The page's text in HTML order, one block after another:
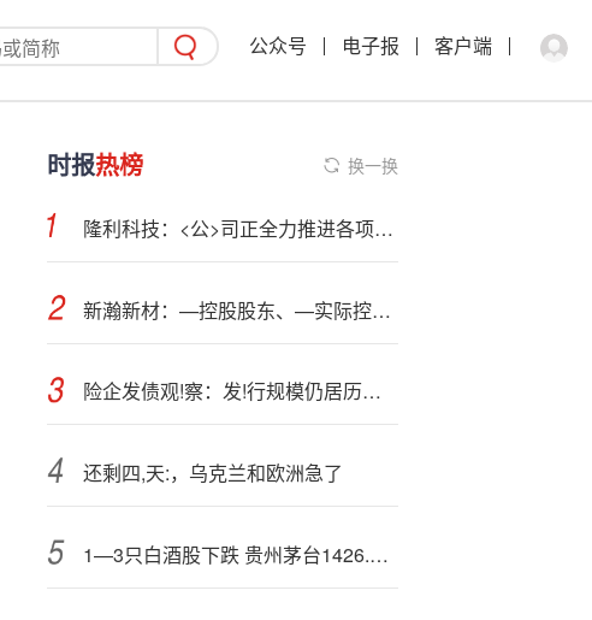
公众号 电子报 客户端
时报热榜 换一换
隆利科技：<公>司正全力推进各项生产经营管理工作
新瀚新材：—控股股东、—实际控制人拟减持不超过2%公司股份
险企发债观!察：发!行规模仍居历史高位 永续债占比接近七成
还剩四,天:，乌克兰和欧洲急了
1—3只白酒股下跌 贵州茅台1426.99元/股收盘